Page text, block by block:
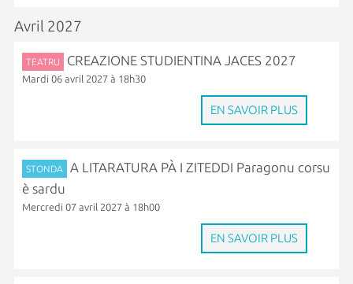
Avril 2027
TEATRU CREAZIONE STUDIENTINA JACES 2027
Mardi 06 avril 2027 à 18h30
EN SAVOIR PLUS
STONDA
A LITARATURA PÀ I ZITEDDI Paragonu corsu
è sardu
Mercredi 07 avril 2027 à 18h00
EN SAVOIR PLUS